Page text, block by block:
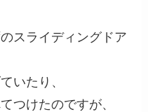
スライディングドア
いたり、
つけたのですが、